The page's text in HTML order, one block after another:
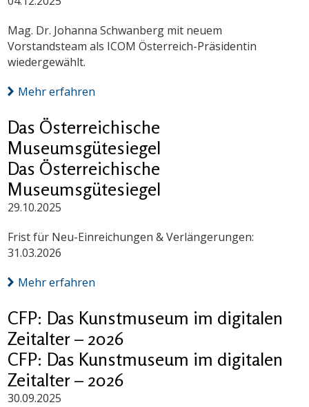
Mag. Dr. Johanna Schwanberg mit neuem
Vorstandsteam als ICOM Österreich-Präsidentin
wiedergewählt.
Mehr erfahren
Das Österreichische
Museumsgütesiegel
Das Österreichische
Museumsgütesiegel
29.10.2025
Frist für Neu-Einreichungen & Verlängerungen:
31.03.2026
Mehr erfahren
CFP: Das Kunstmuseum im digitalen
Zeitalter – 2026
CFP: Das Kunstmuseum im digitalen
Zeitalter – 2026
30.09.2025